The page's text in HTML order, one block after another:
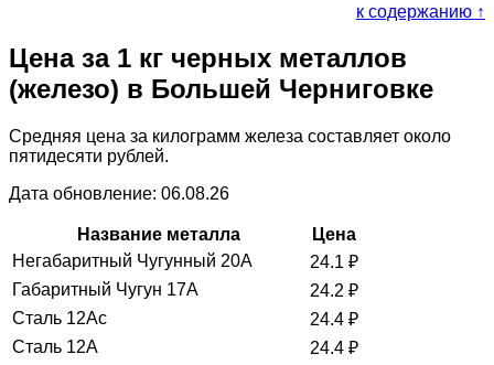
к содержанию ↑
Цена за 1 кг черных металлов
(железо) в Большей Черниговке
Средняя цена за килограмм железа составляет около
пятидесяти рублей.
Дата обновление: 06.08.26
Название металла
Цена
Негабаритный Чугунный 20А
24.1 ₽
Габаритный Чугун 17А
24.2 ₽
Сталь 12Ас
24.4 ₽
Сталь 12А
24.4 ₽